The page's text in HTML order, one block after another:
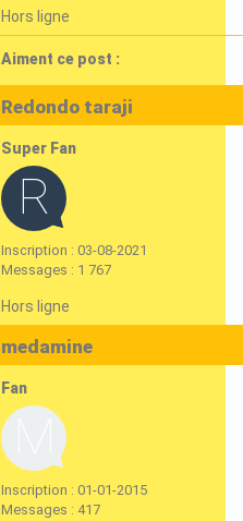
Hors ligne
Aiment ce post :
Redondo taraji
Super Fan
Inscription : 03-08-2021
Messages : 1 767
Hors ligne
medamine
Fan
Inscription : 01-01-2015
Messages : 417